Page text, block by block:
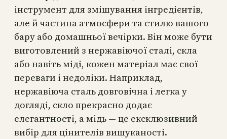
інструмент для змішування інгредієнтів,
але й частина атмосфери та стилю вашого
бару або домашньої вечірки. Він може бути
виготовлений з нержавіючої сталі, скла
або навіть міді, кожен матеріал має свої
переваги і недоліки. Наприклад,
нержавіюча сталь довговічна і легка у
догляді, скло прекрасно додає
елегантності, а мідь — це ексклюзивний
вибір для цінителів вишуканості.